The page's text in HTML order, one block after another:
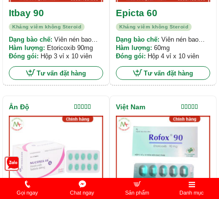
Kháng viêm không Steroid
Itbay 90
Dạng bào chế: Viên nén bao
phim
Hàm lượng: Etoricoxib 90mg
Đóng gói: Hộp 3 vỉ x 10 viên
Tư vấn đặt hàng
Kháng viêm không Steroid
Epicta 60
Dạng bào chế: Viên nén bao
phim
Hàm lượng: 60mg
Đóng gói: Hộp 4 vỉ x 10 viên
Tư vấn đặt hàng
Được xếp
hạng5.00
Ấn Độ
Được xếp
hạng5.00
sao
Việt Nam
Gọi ngay Chat ngay Sản phẩm Danh mục